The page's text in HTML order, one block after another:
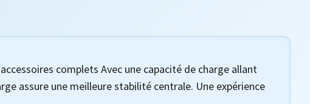
complets Avec une capacité de charge allant
assure une meilleure stabilité centrale. Une expérience